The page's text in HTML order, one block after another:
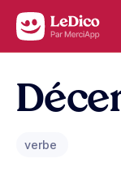
Aller au contenu
verbe